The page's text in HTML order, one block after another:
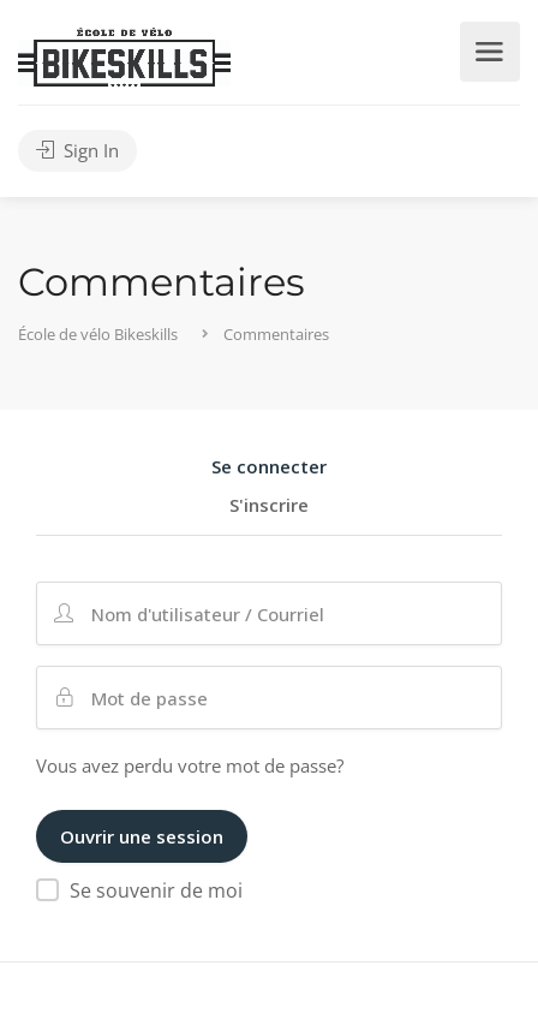
Sign In
Commentaires
École de vélo Bikeskills Commentaires
Se connecter
S'inscrire
Vous avez perdu votre mot de passe?
Se souvenir de moi